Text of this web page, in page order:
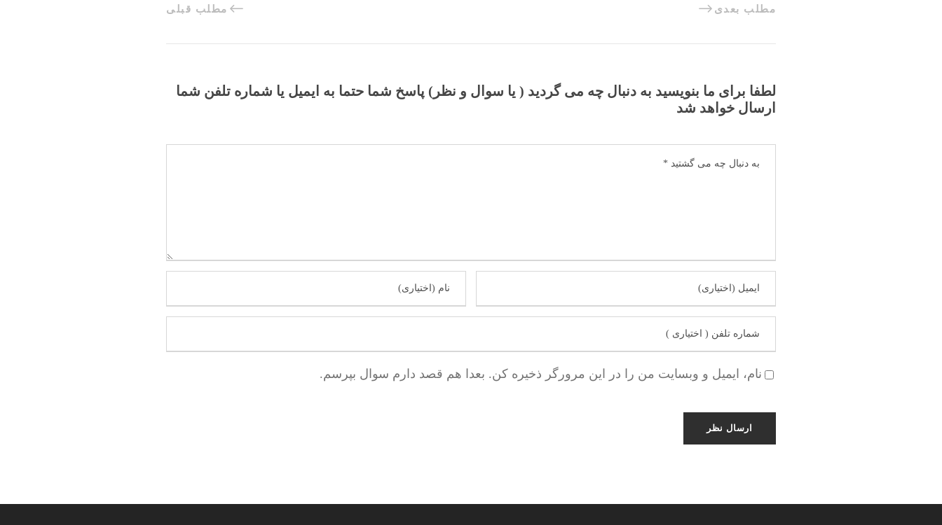
مطلب قبلی مطلب بعدی
لطفا برای ما بنویسید به دنبال چه می گردید ( یا سوال و نظر) پاسخ شما حتما به ایمیل یا شماره تلفن شما
ارسال خواهد شد
نام، ایمیل و وبسایت من را در این مرورگر ذخیره کن. بعدا هم قصد دارم سوال بپرسم.